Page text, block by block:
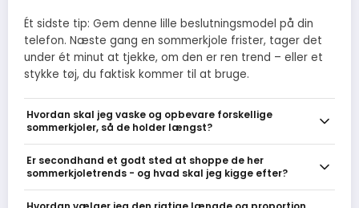
Ét sidste tip: Gem denne lille beslutningsmodel på din
telefon. Næste gang en sommerkjole frister, tager det
under ét minut at tjekke, om den er ren trend – eller et
stykke tøj, du faktisk kommer til at bruge.
Hvordan skal jeg vaske og opbevare forskellige
sommerkjoler, så de holder længst?
skånsomt på lav temperatur og lav centrifuge, læg delikate
viskose- og satin-kjoler i en vaskepose eller rens, og tør flade eller
Er secondhand et godt sted at shoppe de her
sommerkjoletrends - og hvad skal jeg kigge efter?